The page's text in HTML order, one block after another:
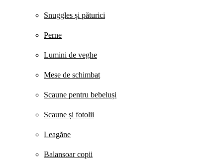
Snuggles și păturici
Perne
Lumini de veghe
Mese de schimbat
Scaune pentru bebeluși
Scaune și fotolii
Leagăne
Balansoar copii